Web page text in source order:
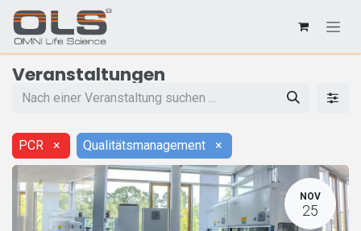
Veranstaltungen
PCR × Qualitätsmanagement ×
NOV
25